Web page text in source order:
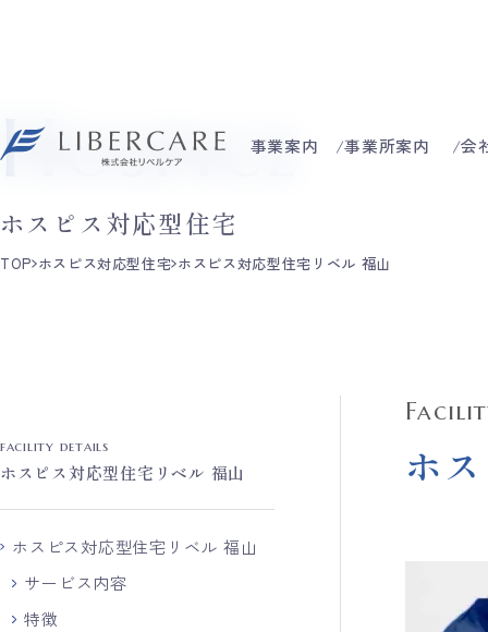
事業案内 事業所案内 会
Hospice
ホスピス対応型住宅
TOP ホスピス対応型住宅 ホスピス対応型住宅リベル 福山
facility details
ホスピス対応型住宅リベル 福山
ホスピス対応型住宅リベル 福山
サービス内容
特徴
ホ